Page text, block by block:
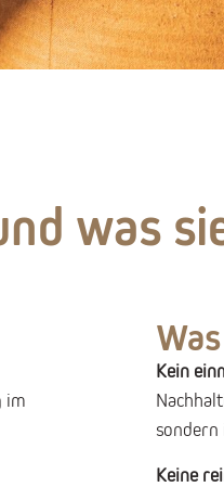
was
im
Kein
sondern
Keine